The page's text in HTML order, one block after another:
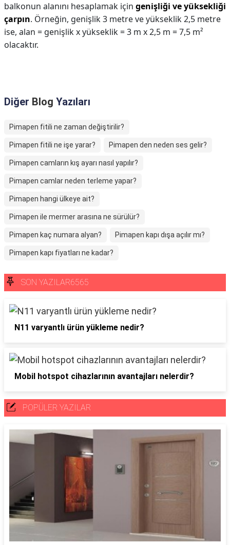
balkonun alanını hesaplamak için genişliği ve yüksekliği
çarpın. Örneğin, genişlik 3 metre ve yükseklik 2,5 metre
ise, alan = genişlik x yükseklik = 3 m x 2,5 m = 7,5 m²
olacaktır.
Diğer Blog Yazıları
Pimapen fitili ne zaman değiştirilir?
Pimapen fitili ne işe yarar? Pimapen den neden ses gelir?
Pimapen camların kış ayarı nasıl yapılır?
Pimapen camlar neden terleme yapar?
Pimapen hangi ülkeye ait?
Pimapen ile mermer arasına ne sürülür?
Pimapen kaç numara alyan? Pimapen kapı dışa açılır mı?
Pimapen kapı fiyatları ne kadar?
SON YAZILAR6565
N11 varyantlı ürün yükleme nedir?
Mobil hotspot cihazlarının avantajları nelerdir?
POPÜLER YAZILAR